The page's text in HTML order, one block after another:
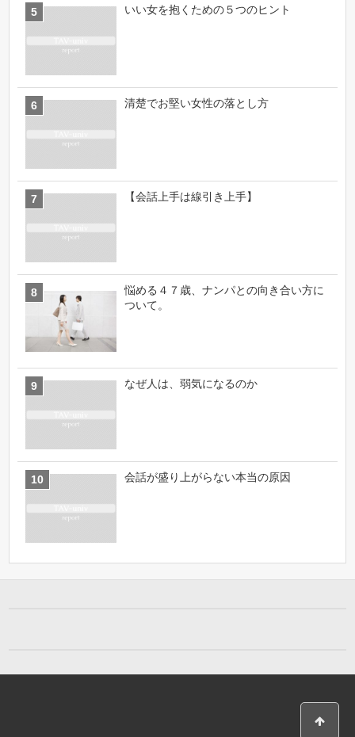
いい女を抱くための５つのヒント
清楚でお堅い女性の落とし方
【会話上手は線引き上手】
悩める４７歳、ナンパとの向き合い方に
ついて。
なぜ人は、弱気になるのか
会話が盛り上がらない本当の原因